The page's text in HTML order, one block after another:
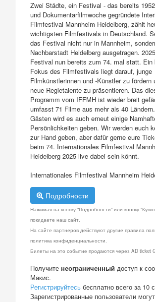
Zwei Städte, ein Festival - das bereits
und Dokumentarfilmwoche gegründete
Filmfestival Mannheim Heidelberg, zählt
wichtigsten Filmfestivals in Deutschland.
das Festival nicht nur in Mannheim,
Nachbarstadt Heidelberg ausgetragen.
Festival nun bereits zum 74. mal statt. Ein
Fokus des Filmfestivals liegt darauf, junge
Filmkünstlerinnen und -Künstler zu fördern
neue Regietalente zu präsentieren. Das
Programm vom IFFMH ist wieder breit
umfasst 71 Filme aus mehr als 40
Gästen wird es auch erneut einige
Persönlichkeiten geben. Wir werden euch
zur Hand geben, aber dafür gerne eure
beim 74. Internationales Filmfestival
Heidelberg 2025 live dabei sein könnt.
Internationales Filmfestival Mannheim
Подробности
Нажимая на кнопку "Подробности" или кнопку
покидаете наш сайт.
На сайте партнеров действуют другие правила
политика конфиденциальности.
Билеты на это событие продаются через AD ticket
Получите неограниченный доступ к
Макис.
Регистрируйтесь бесплатно всего за 10
Зарегистрированные пользователи